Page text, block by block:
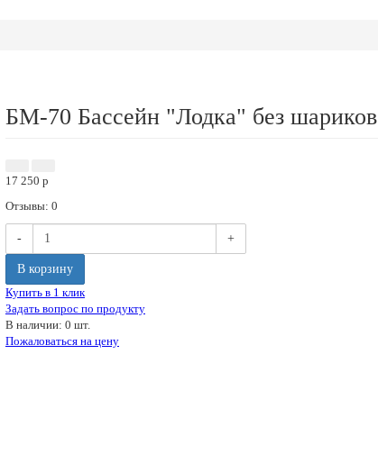
БМ-70 Бассейн "Лодка" без шариков
17 250 p
Отзывы: 0
- +
В корзину
Купить в 1 клик
Задать вопрос по продукту
В наличии: 0 шт.
Пожаловаться на цену